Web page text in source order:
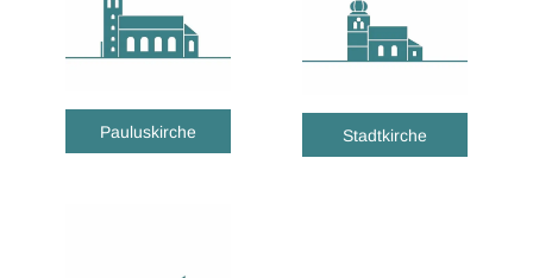
Pauluskirche Stadtkirche